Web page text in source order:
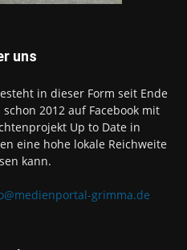
uns
in dieser Form seit Ende
2012 auf Facebook mit
Up to Date in
eine hohe lokale Reichweite
kann.
grimma.de